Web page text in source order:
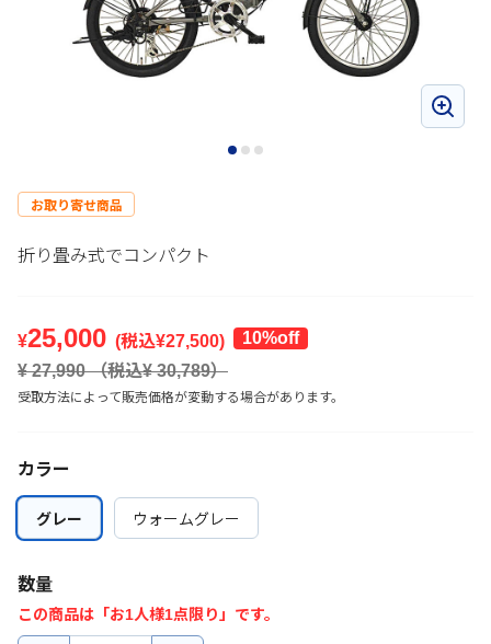
お取り寄せ商品
折り畳み式でコンパクト
¥25,000 (税込¥27,500) 10%off
¥ 27,990（税込¥30,789）
受取方法によって販売価格が変動する場合があります。
カラー
グレー
グレー ウォームグレー
ウォームグレー
数量
この商品は「お1人様1点限り」です。